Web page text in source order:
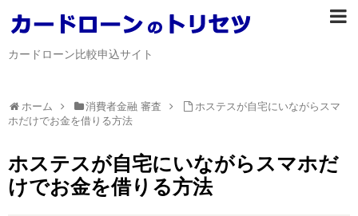
カードローン比較申込サイト
ホーム 消費者金融 審査
ホステスが自宅にいながらスマ
ホだけでお金を借りる方法
ホステスが自宅にいながらスマホだ
けでお金を借りる方法